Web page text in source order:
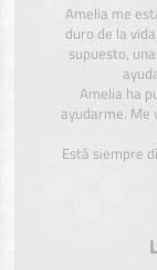
Amelia me
duro de la
supuesto,
Amelia ha
ayudarme. Me
Está siempre